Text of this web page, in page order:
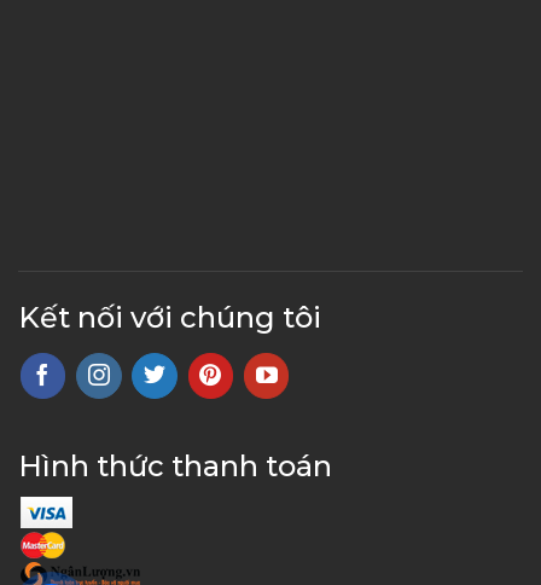
Kết nối với chúng tôi
Hình thức thanh toán